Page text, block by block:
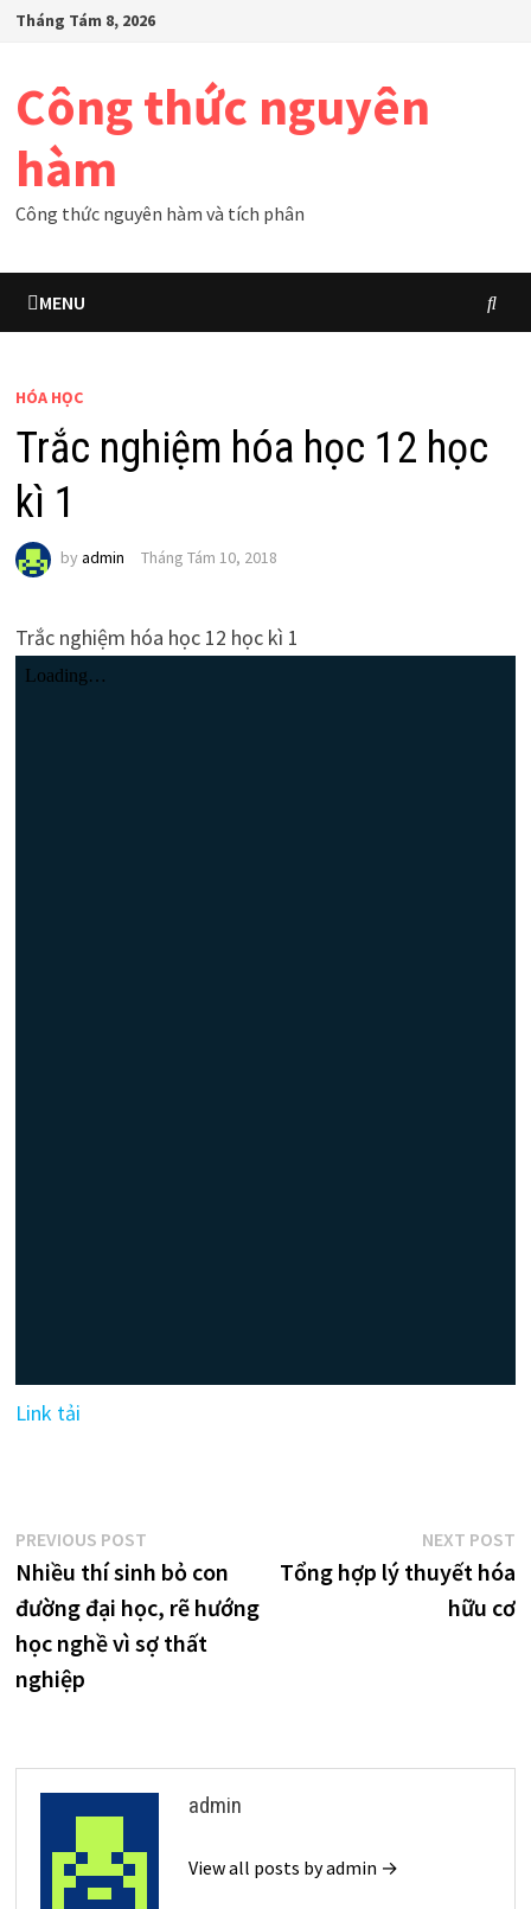
SkipTháng Tám 8, 2026
Công thức nguyên
hàm
Công thức nguyên hàm và tích phân
MENU
HÓA HỌC
Trắc nghiệm hóa học 12 học
kì 1
by admin Tháng Tám 10, 2018
Trắc nghiệm hóa học 12 học kì 1
Link tải
Điều
hướng
bài
viết
PREVIOUS POSTPrevious
post:
Nhiều thí sinh bỏ con
đường đại học, rẽ hướng
học nghề vì sợ thất
nghiệp
NEXT POST
Tổng hợp lý thuyết hóa
hữu cơ
admin
View all posts by admin →